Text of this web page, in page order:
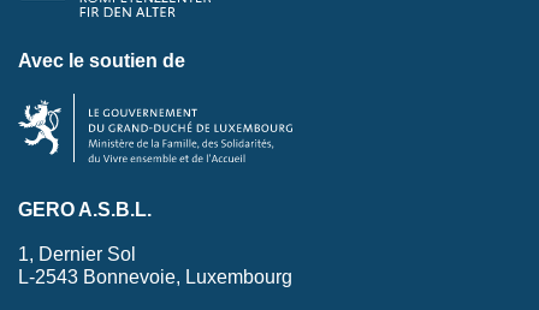
Avec le soutien de
GERO A.S.B.L.
1, Dernier Sol
L-2543 Bonnevoie, Luxembourg